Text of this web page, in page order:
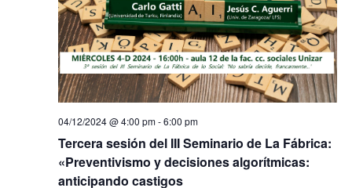
04/12/2024 @ 4:00 pm-6:00 pm
Tercera sesión del III Seminario de La Fábrica:
«Preventivismo y decisiones algorítmicas:
anticipando castigos